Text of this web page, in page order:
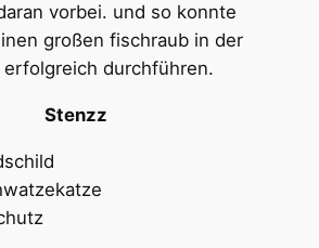
vorbei. und so konnte
großen fischraub in der
erfolgreich durchführen.
Stenzz